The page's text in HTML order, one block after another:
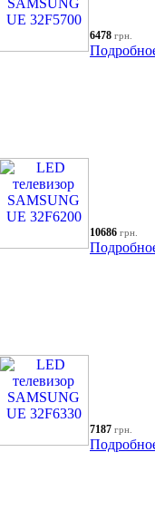
6478 грн.
10686 грн.
7187 грн.